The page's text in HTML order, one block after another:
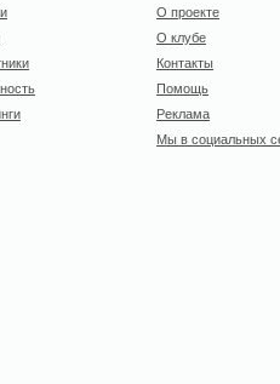
О проекте
О клубе
Контакты
Помощь
Реклама
Мы в социальных